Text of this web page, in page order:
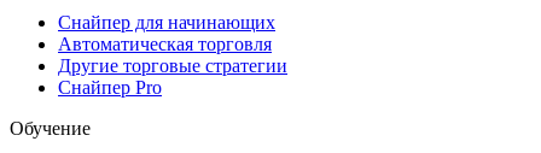
Снайпер для начинающих
Автоматическая торговля
Другие торговые стратегии
Снайпер Pro
Обучение